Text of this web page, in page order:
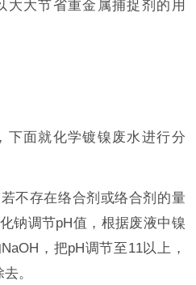
大大节省重金属捕捉剂的用
下面就化学镀镍废水进行分
不存在络合剂或络合剂的量
钠调节pH值，根据废液中镍
，把pH调节至11以上，
。